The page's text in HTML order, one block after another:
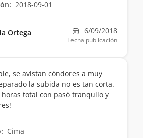
2018-09-01
Ortega 6/09/2018
Fecha publicación
se avistan cóndores a muy
la subida no es tan corta.
horas total con pasó tranquilo y
Cima